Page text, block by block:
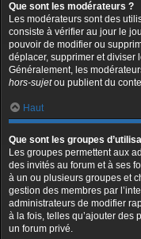
Que sont les modérateurs ?
Les modérateurs sont des
consiste à vérifier au jour le
pouvoir de modifier ou
déplacer, supprimer et diviser
Généralement, les
hors-sujetou publient du
Haut
Que sont les groupes
Les groupes permettent aux
des invités au forum et à ses
à un ou plusieurs groupes et
gestion des membres par
administrateurs de modifier
à la fois, telles qu’ajouter des
un forum privé.